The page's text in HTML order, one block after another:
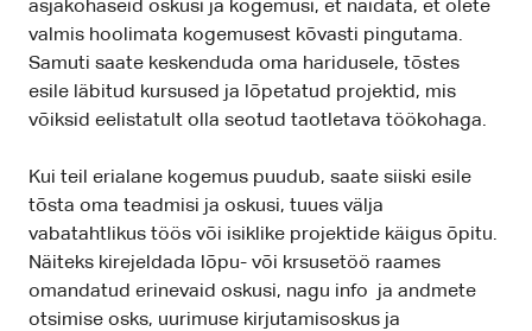
asjakohaseid oskusi ja kogemusi, et näidata, et olete
valmis hoolimata kogemusest kõvasti pingutama.
Samuti saate keskenduda oma haridusele, tõstes
esile läbitud kursused ja lõpetatud projektid, mis
võiksid eelistatult olla seotud taotletava töökohaga.
Kui teil erialane kogemus puudub, saate siiski esile
tõsta oma teadmisi ja oskusi, tuues välja
vabatahtlikus töös või isiklike projektide käigus õpitu.
Näiteks kirejeldada lõpu- või krsusetöö raames
omandatud erinevaid oskusi, nagu info ja andmete
otsimise osks, uurimuse kirjutamisoskus ja